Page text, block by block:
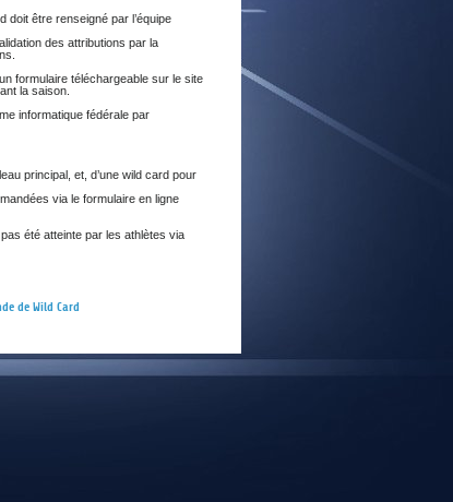
doit être renseigné par l’équipe
des attributions par la
formulaire téléchargeable sur le site
la saison.
informatique fédérale par
principal, et, d’une wild card pour
via le formulaire en ligne
été atteinte par les athlètes via
de Wild Card